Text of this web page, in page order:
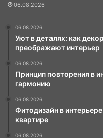
06.08.2026
06.08.2026
Уют в деталях: как
преображают интерьер
06.08.2026
Принцип повторения в
гармонию
06.08.2026
Фитодизайн в
квартире
06.08.2026